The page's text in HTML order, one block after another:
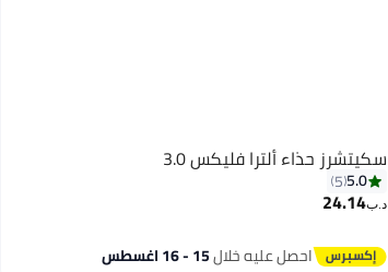
سكيتشرز حذاء ألترا فليكس 3.0
5.0
5
د.ب‏24.14
احصل عليه خلال15 - 16 اغسطس